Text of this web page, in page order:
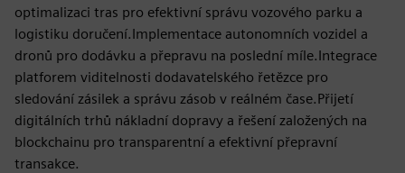
optimalizaci tras pro efektivní správu vozového parku a
logistiku doručení.Implementace autonomních vozidel a
dronů pro dodávku a přepravu na poslední míle.Integrace
platforem viditelnosti dodavatelského řetězce pro
sledování zásilek a správu zásob v reálném čase.Přijetí
digitálních trhů nákladní dopravy a řešení založených na
blockchainu pro transparentní a efektivní přepravní
transakce.